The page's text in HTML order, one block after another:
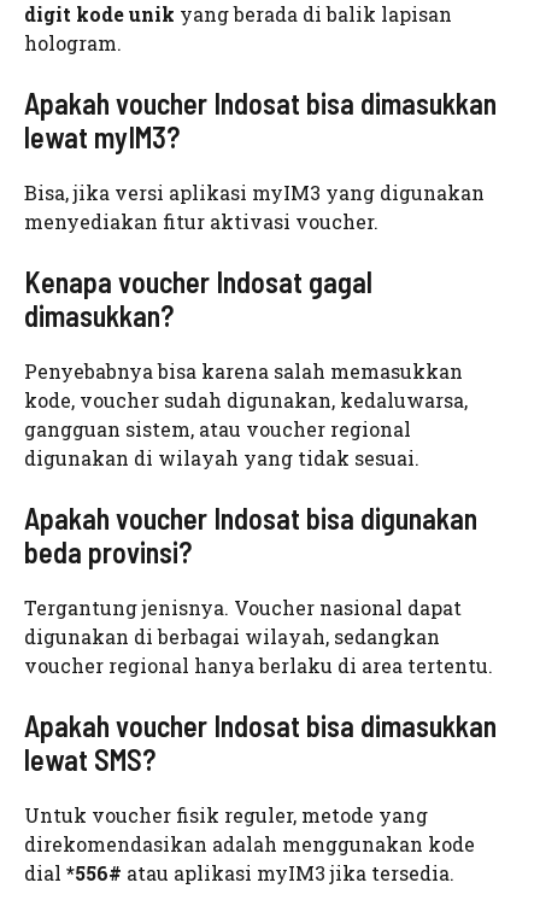
digit kode unik yang berada di balik lapisan
hologram.
Apakah voucher Indosat bisa dimasukkan
lewat myIM3?
Bisa, jika versi aplikasi myIM3 yang digunakan
menyediakan fitur aktivasi voucher.
Kenapa voucher Indosat gagal
dimasukkan?
Penyebabnya bisa karena salah memasukkan
kode, voucher sudah digunakan, kedaluwarsa,
gangguan sistem, atau voucher regional
digunakan di wilayah yang tidak sesuai.
Apakah voucher Indosat bisa digunakan
beda provinsi?
Tergantung jenisnya. Voucher nasional dapat
digunakan di berbagai wilayah, sedangkan
voucher regional hanya berlaku di area tertentu.
Apakah voucher Indosat bisa dimasukkan
lewat SMS?
Untuk voucher fisik reguler, metode yang
direkomendasikan adalah menggunakan kode
dial *556# atau aplikasi myIM3 jika tersedia.